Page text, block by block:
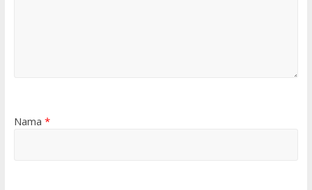
Nama *